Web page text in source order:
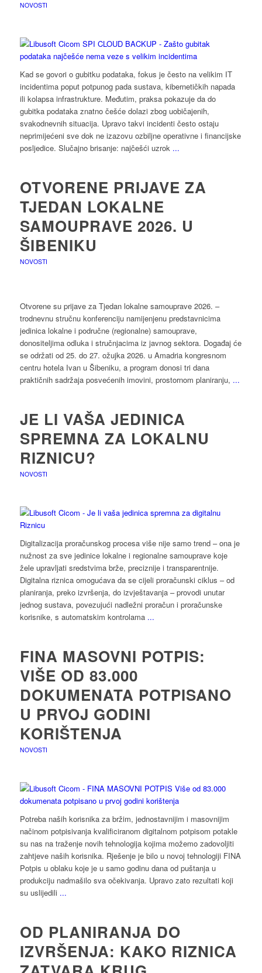
NOVOSTI
Kad se govori o gubitku podataka, fokus je često na velikim IT
incidentima poput potpunog pada sustava, kibernetičkih napada
ili kolapsa infrastrukture. Međutim, praksa pokazuje da do
gubitka podataka znatno češće dolazi zbog uobičajenih,
svakodnevnih situacija. Upravo takvi incidenti često ostaju
neprimijećeni sve dok ne izazovu ozbiljne operativne i financijske
posljedice. Slučajno brisanje: najčešći uzrok ...
OTVORENE PRIJAVE ZA
TJEDAN LOKALNE
SAMOUPRAVE 2026. U
ŠIBENIKU
NOVOSTI
Otvorene su prijave za Tjedan lokalne samouprave 2026. –
trodnevnu stručnu konferenciju namijenjenu predstavnicima
jedinica lokalne i područne (regionalne) samouprave,
donositeljima odluka i stručnjacima iz javnog sektora. Događaj će
se održati od 25. do 27. ožujka 2026. u Amadria kongresnom
centru hotela Ivan u Šibeniku, a program donosi tri dana
praktičnih sadržaja posvećenih imovini, prostornom planiranju, ...
JE LI VAŠA JEDINICA
SPREMNA ZA LOKALNU
RIZNICU?
NOVOSTI
Digitalizacija proračunskog procesa više nije samo trend – ona je
nužnost za sve jedinice lokalne i regionalne samouprave koje
žele upravljati sredstvima brže, preciznije i transparentnije.
Digitalna riznica omogućava da se cijeli proračunski ciklus – od
planiranja, preko izvršenja, do izvještavanja – provodi unutar
jednog sustava, povezujući nadležni proračun i proračunske
korisnike, s automatskim kontrolama ...
FINA MASOVNI POTPIS:
VIŠE OD 83.000
DOKUMENATA POTPISANO
U PRVOJ GODINI
KORIŠTENJA
NOVOSTI
Potreba naših korisnika za bržim, jednostavnijim i masovnijim
načinom potpisivanja kvalificiranom digitalnom potpisom potakle
su nas na traženje novih tehnologija kojima možemo zadovoljiti
zahtjeve naših korisnika. Rješenje je bilo u novoj tehnologiji FINA
Potpis u oblaku koje je u samo godinu dana od puštanja u
produkciju nadmašilo sva očekivanja. Upravo zato rezultati koji
su uslijedili ...
OD PLANIRANJA DO
IZVRŠENJA: KAKO RIZNICA